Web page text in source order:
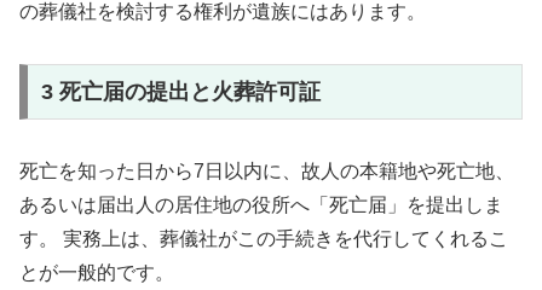
の葬儀社を検討する権利が遺族にはあります。
3 死亡届の提出と火葬許可証
死亡を知った日から7日以内に、故人の本籍地や死亡地、
あるいは届出人の居住地の役所へ「死亡届」を提出しま
す。 実務上は、葬儀社がこの手続きを代行してくれるこ
とが一般的です。